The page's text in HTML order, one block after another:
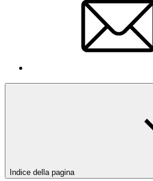
Indice della pagina